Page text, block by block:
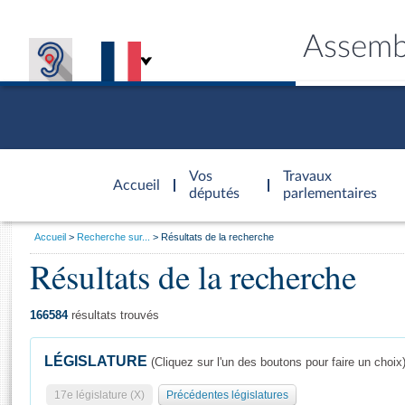
Accueil
d'accueil
Vos
députés
Travaux
parlementaires
Général
Vous
Accueil Recherche sur... Résultats de la recherche
Résultats de la recherche
166584résultats trouvés
LÉGISLATURE (Cliquez sur l'un des boutons pour faire un choix)
17e législature (X) Précédentes législatures